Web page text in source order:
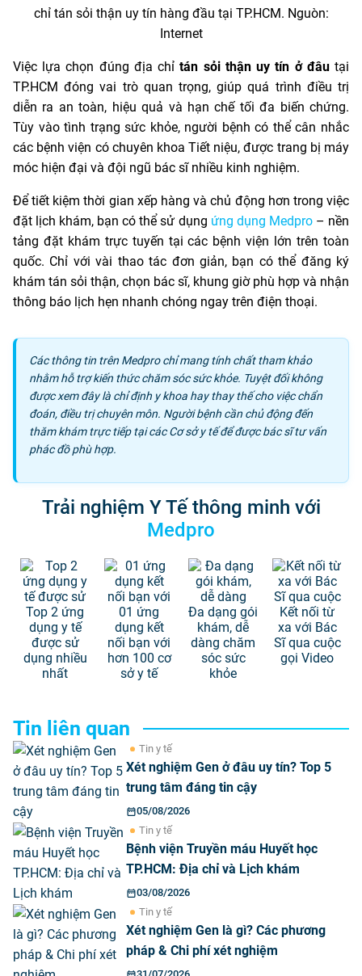
chỉ tán sỏi thận uy tín hàng đầu tại TP.HCM. Nguòn:
Internet
Việc lựa chọn đúng địa chỉtán sỏi thận uy tín ở đâutại
TP.HCM đóng vai trò quan trọng, giúp quá trình điều trị
diễn ra an toàn, hiệu quả và hạn chế tối đa biến chứng.
Tùy vào tình trạng sức khỏe, người bệnh có thể cân nhắc
các bệnh viện có chuyên khoa Tiết niệu, được trang bị máy
móc hiện đại và đội ngũ bác sĩ nhiều kinh nghiệm.
Để tiết kiệm thời gian xếp hàng và chủ động hơn trong việc
đặt lịch khám, bạn có thể sử dụng ứng dụng Medpro– nền
tảng đặt khám trực tuyến tại các bệnh viện lớn trên toàn
quốc. Chỉ với vài thao tác đơn giản, bạn có thể đăng ký
khám tán sỏi thận, chọn bác sĩ, khung giờ phù hợp và nhận
thông báo lịch hẹn nhanh chóng ngay trên điện thoại.
Các thông tin trên Medpro chỉ mang tính chất tham khảo
nhằm hỗ trợ kiến thức chăm sóc sức khỏe. Tuyệt đối không
được xem đây là chỉ định y khoa hay thay thế cho việc chẩn
đoán, điều trị chuyên môn. Người bệnh cần chủ động đến
thăm khám trực tiếp tại các Cơ sở y tế để được bác sĩ tư vấn
phác đồ phù hợp.
Trải nghiệm Y Tế thông minh với
Medpro
Top 2 ứng
dụng y tế
được sử
dụng nhiều
nhất
01 ứng
dụng kết
nối bạn với
hơn 100 cơ
sở y tế
Đa dạng gói
khám, dễ
dàng chăm
sóc sức
khỏe
Kết nối từ
xa với Bác
Sĩ qua cuộc
gọi Video
Tin liên quan
Tin y tế
Xét nghiệm Gen ở đâu uy tín? Top 5
trung tâm đáng tin cậy
05/08/2026
Tin y tế
Bệnh viện Truyền máu Huyết học
TP.HCM: Địa chỉ và Lịch khám
03/08/2026
Tin y tế
Xét nghiệm Gen là gì? Các phương
pháp & Chi phí xét nghiệm